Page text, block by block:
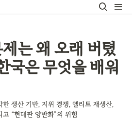
는 왜 오래 버텼
국은 무엇을 배워
한 생산 기반, 지위 경쟁, 엘리트 재생산,
고 “현대판 양반화”의 위험